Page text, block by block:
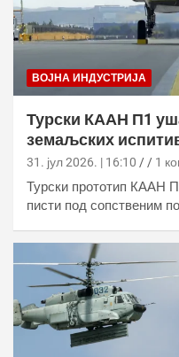
ВОЈНА ИНДУСТРИЈА
Турски КААН П1
земаљских
31. јул 2026. | 16:10 1
Турски прототип КААН
писти под сопственим